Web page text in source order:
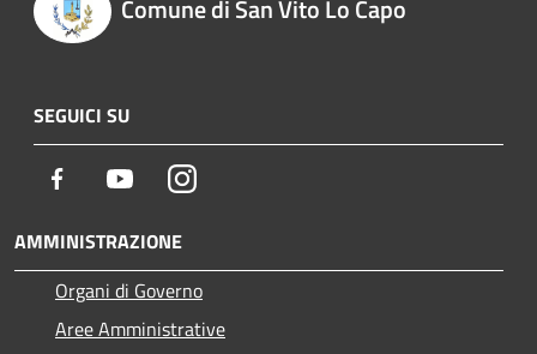
Comune di San Vito Lo Capo
SEGUICI SU
Facebook YoutubeInstagram
AMMINISTRAZIONE
Organi di Governo
Aree Amministrative